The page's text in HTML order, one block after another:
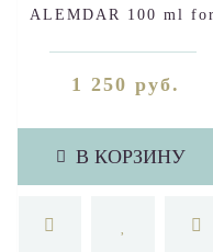
ALEMDAR 100 ml for
1 250 руб.
В КОРЗИНУ